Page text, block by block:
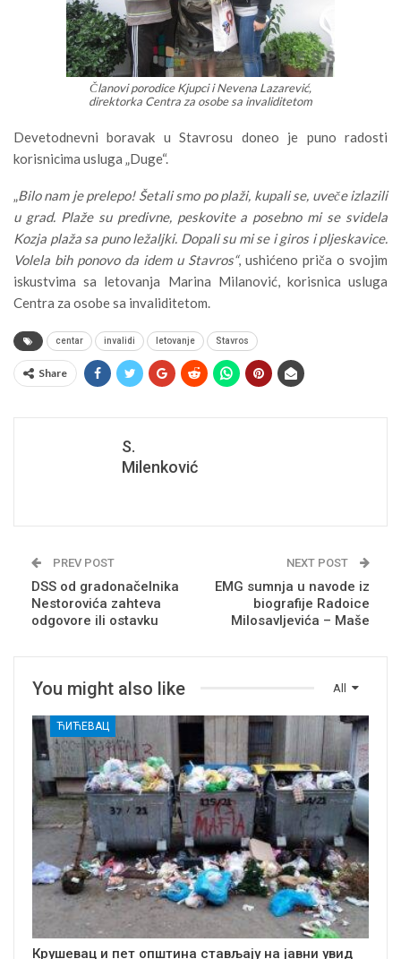
Članovi porodice Kjupci i Nevena Lazarević,
direktorka Centra za osobe sa invaliditetom
Devetodnevni boravak u Stavrosu doneo je puno radosti
korisnicima usluga „Duge“.
„Bilo nam je prelepo! Šetali smo po plaži, kupali se, uveče izlazili
u grad. Plaže su predivne, peskovite a posebno mi se svidela
Kozja plaža sa puno ležaljki. Dopali su mi se i giros i pljeskavice.
Volela bih ponovo da idem u Stavros“, ushićeno priča o svojim
iskustvima sa letovanja Marina Milanović, korisnica usluga
Centra za osobe sa invaliditetom.
centar invalidi letovanje Stavros
Share
S.
Milenković
PREV POST
DSS od gradonačelnika
Nestorovića zahteva
odgovore ili ostavku
NEXT POST
EMG sumnja u navode iz
biografije Radoice
Milosavljevića – Maše
All
You might also like
ЋИЋЕВАЦ
Крушевац и пет општина стављају на јавни увид